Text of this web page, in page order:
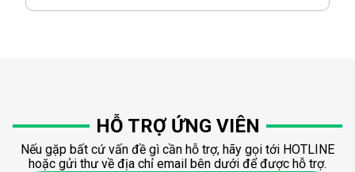
HỖ TRỢ ỨNG VIÊN
Nếu gặp bất cứ vấn đề gì cần hỗ trợ, hãy gọi tới HOTLINE
hoặc gửi thư về địa chỉ email bên dưới để được hỗ trợ.